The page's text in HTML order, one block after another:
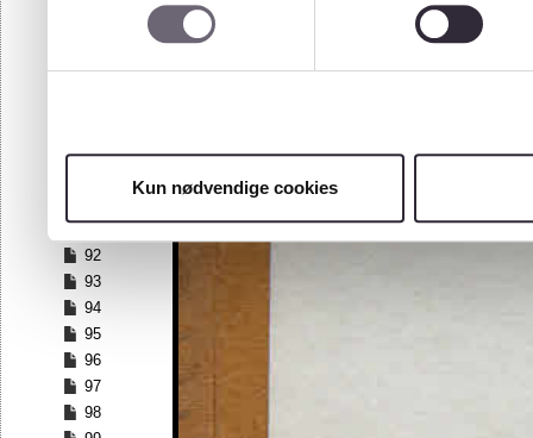
Kun nødvendige cookies
85
88
91
92
93
94
95
96
97
98